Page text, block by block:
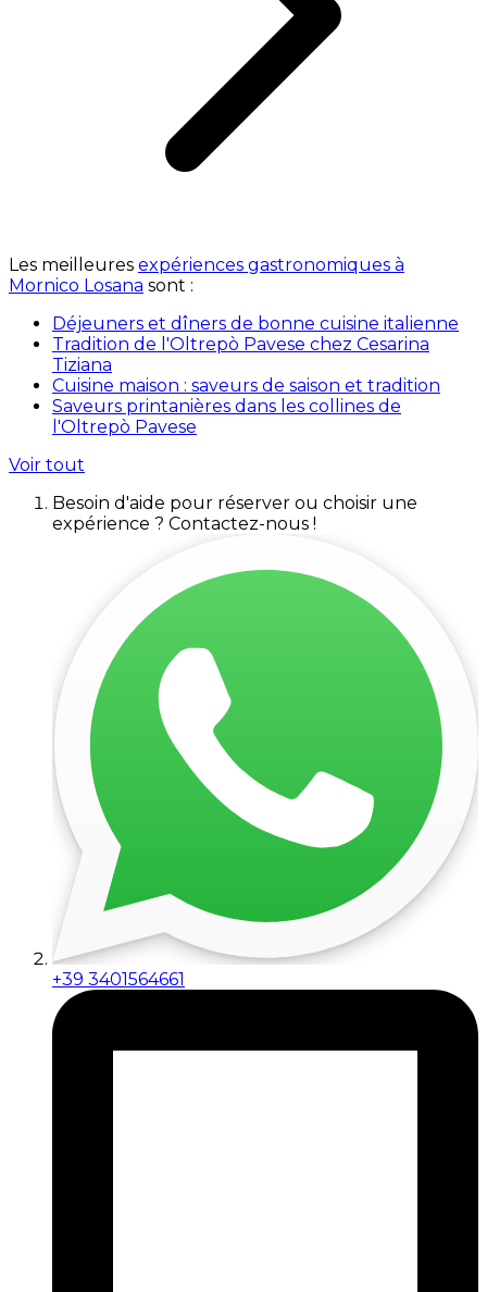
Les meilleures expériences gastronomiques à
Mornico Losana sont :
Déjeuners et dîners de bonne cuisine italienne
Tradition de l'Oltrepò Pavese chez Cesarina
Tiziana
Cuisine maison : saveurs de saison et tradition
Saveurs printanières dans les collines de
l'Oltrepò Pavese
Voir tout
Besoin d'aide pour réserver ou choisir une
expérience ? Contactez-nous !
+39 3401564661